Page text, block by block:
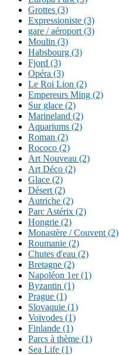
Grottes (3)
Expressioniste (3)
gare / aéroport (3)
Moulin (3)
Habsbourg (3)
Fjord (3)
Opéra (3)
Le Roi Lion (2)
Empereurs Ming (2)
Sur glace (2)
Marineland (2)
Aquariums (2)
Roman (2)
Rococo (2)
Art Nouveau (2)
Art Déco (2)
Glace (2)
Désert (2)
Autriche (2)
Parc Astérix (2)
Hongrie (2)
Monastère / Couvent (2)
Roumanie (2)
Chutes d'eau (2)
Bretagne (2)
Napoléon 1er (1)
Byzantin (1)
Prague (1)
Slovaquie (1)
Voïvodes (1)
Finlande (1)
Parcs à thème (1)
Sea Life (1)